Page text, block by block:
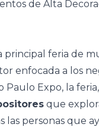
principal feria de
enfocada a los
Paulo Expo, la
que
las personas que